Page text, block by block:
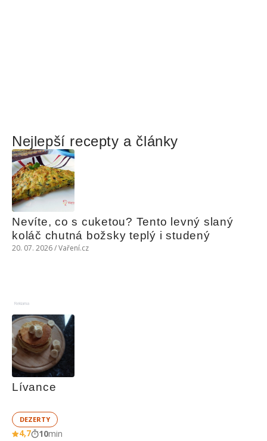
Nejlepší recepty a články
Nevíte, co s cuketou? Tento levný slaný
koláč chutná božsky teplý i studený
20. 07. 2026 / Vaření.cz
Reklama
Lívance
DEZERTY
4,7 10min